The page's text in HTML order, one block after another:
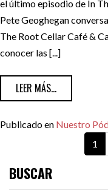
el último episodio de In
Pete Geoghegan
The Root Cellar Café &
conocer las [...]
LEER MÁS...
Publicado en Nuestro
1
BUSCAR